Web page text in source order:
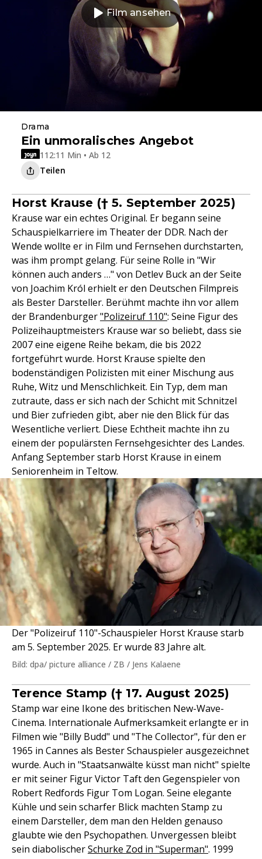
Film ansehen
Drama
Ein unmoralisches Angebot
112:11 Min • Ab 12
Teilen
Horst Krause († 5. September 2025)
Krause war ein echtes Original. Er begann seine
Schauspielkarriere im Theater der DDR. Nach der
Wende wollte er in Film und Fernsehen durchstarten,
was ihm prompt gelang. Für seine Rolle in "Wir
können auch anders …" von Detlev Buck an der Seite
von Joachim Król erhielt er den Deutschen Filmpreis
als Bester Darsteller. Berühmt machte ihn vor allem
der Brandenburger"Polizeiruf 110": Seine Figur des
Polizeihauptmeisters Krause war so beliebt, dass sie
2007 eine eigene Reihe bekam, die bis 2022
fortgeführt wurde. Horst Krause spielte den
bodenständigen Polizisten mit einer Mischung aus
Ruhe, Witz und Menschlichkeit. Ein Typ, dem man
zutraute, dass er sich nach der Schicht mit Schnitzel
und Bier zufrieden gibt, aber nie den Blick für das
Wesentliche verliert. Diese Echtheit machte ihn zu
einem der populärsten Fernsehgesichter des Landes.
Anfang September starb Horst Krause in einem
Seniorenheim in Teltow.
Der "Polizeiruf 110"-Schauspieler Horst Krause starb
am 5. September 2025. Er wurde 83 Jahre alt.
Bild: dpa/ picture alliance / ZB / Jens Kalaene
Terence Stamp († 17. August 2025)
Stamp war eine Ikone des britischen New-Wave-
Cinema. Internationale Aufmerksamkeit erlangte er in
Filmen wie "Billy Budd" und "The Collector", für den er
1965 in Cannes als Bester Schauspieler ausgezeichnet
wurde. Auch in "Staatsanwälte küsst man nicht" spielte
er mit seiner Figur Victor Taft den Gegenspieler von
Robert Redfords Figur Tom Logan. Seine elegante
Kühle und sein scharfer Blick machten Stamp zu
einem Darsteller, dem man den Helden genauso
glaubte wie den Psychopathen. Unvergessen bleibt
sein diabolischerSchurke Zod in "Superman". 1999